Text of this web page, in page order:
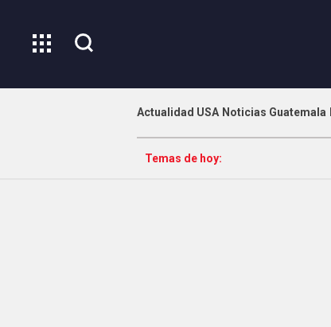
Actualidad USA Noticias Guatemala
Temas de hoy: